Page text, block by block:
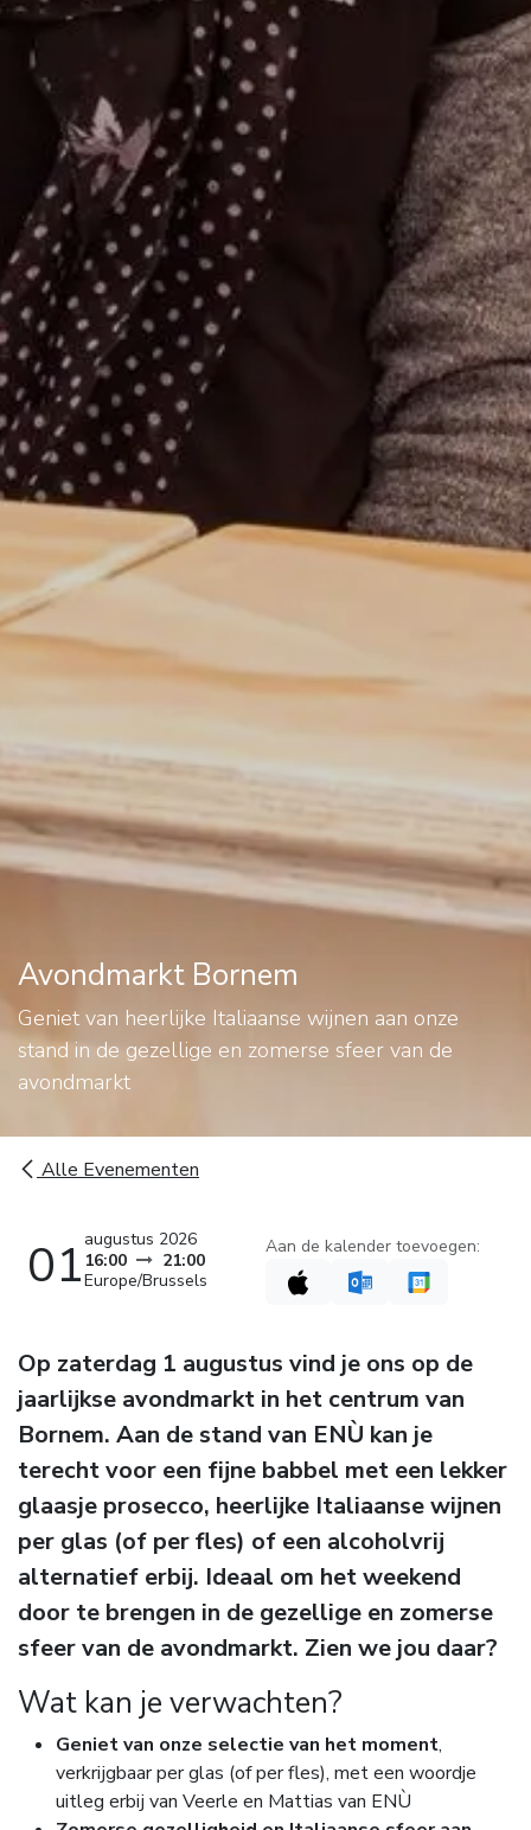
Avondmarkt Bornem
Geniet van heerlijke Italiaanse wijnen aan onze
stand in de gezellige en zomerse sfeer van de
avondmarkt
Alle Evenementen
01 augustus 2026
16:00
21:00
Europe/Brussels
Aan de kalender toevoegen:
Op zaterdag 1 augustus vind je ons op de
jaarlijkse avondmarkt in het centrum van
Bornem. Aan de stand van ENÙ kan je
terecht voor een fijne babbel met een lekker
glaasje prosecco, heerlijke Italiaanse wijnen
per glas (of per fles) of een alcoholvrij
alternatief erbij. Ideaal om het weekend
door te brengen in de gezellige en zomerse
sfeer van de avondmarkt. Zien we jou daar?
Wat kan je verwachten?
Geniet van onze selectie van het moment,
verkrijgbaar per glas (of per fles), met een woordje
uitleg erbij van Veerle en Mattias van ENÙ